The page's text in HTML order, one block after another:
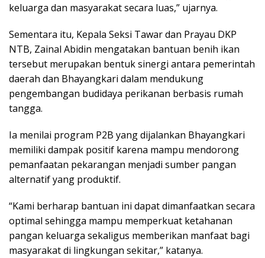
keluarga dan masyarakat secara luas,” ujarnya.
Sementara itu, Kepala Seksi Tawar dan Prayau DKP
NTB, Zainal Abidin mengatakan bantuan benih ikan
tersebut merupakan bentuk sinergi antara pemerintah
daerah dan Bhayangkari dalam mendukung
pengembangan budidaya perikanan berbasis rumah
tangga.
Ia menilai program P2B yang dijalankan Bhayangkari
memiliki dampak positif karena mampu mendorong
pemanfaatan pekarangan menjadi sumber pangan
alternatif yang produktif.
“Kami berharap bantuan ini dapat dimanfaatkan secara
optimal sehingga mampu memperkuat ketahanan
pangan keluarga sekaligus memberikan manfaat bagi
masyarakat di lingkungan sekitar,” katanya.